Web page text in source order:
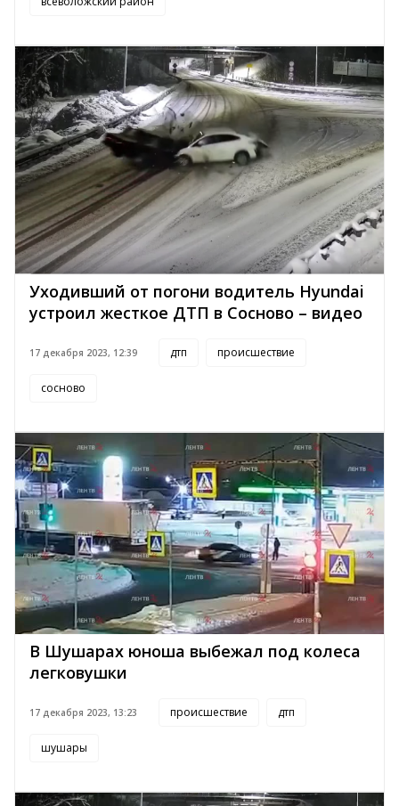
Уходивший от погони водитель Hyundai
устроил жесткое ДТП в Сосново – видео
17 декабря 2023, 12:39 дтп происшествие
сосново
В Шушарах юноша выбежал под колеса
легковушки
17 декабря 2023, 13:23 происшествие дтп
шушары